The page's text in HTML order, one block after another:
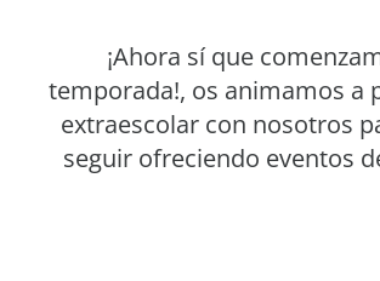
¡Ahora sí que
temporada!, os animamos a
extraescolar con nosotros
seguir ofreciendo eventos